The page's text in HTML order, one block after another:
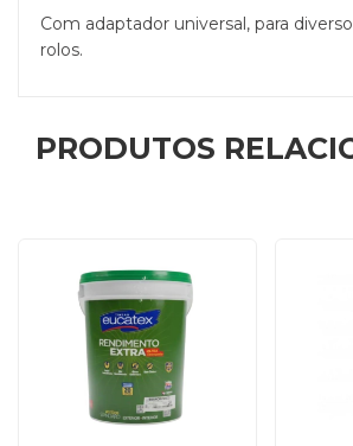
Com adaptador universal, para
rolos.
PRODUTOS